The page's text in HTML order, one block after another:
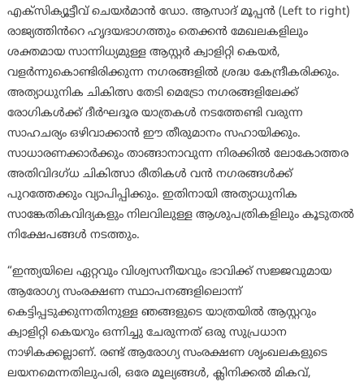
എക്സിക്യൂട്ടീവ് ചെയർമാൻ ഡോ. ആസാദ് മൂപ്പൻ (Left to right)
രാജ്യത്തിൻറെ ഹൃദയഭാഗത്തും തെക്കൻ മേഖലകളിലും
ശക്തമായ സാന്നിധ്യമുള്ള ആസ്റ്റർ ക്വാളിറ്റി കെയർ,
വളർന്നുകൊണ്ടിരിക്കുന്ന നഗരങ്ങളിൽ ശ്രദ്ധ കേന്ദ്രീകരിക്കും.
അത്യാധുനിക ചികിത്സ തേടി മെട്രോ നഗരങ്ങളിലേക്ക്
രോഗികൾക്ക് ദീർഘദൂര യാത്രകൾ നടത്തേണ്ടി വരുന്ന
സാഹചര്യം ഒഴിവാക്കാൻ ഈ തീരുമാനം സഹായിക്കും.
സാധാരണക്കാർക്കും താങ്ങാനാവുന്ന നിരക്കിൽ ലോകോത്തര
അതിവിദഗ്ധ ചികിത്സാ രീതികൾ വൻ നഗരങ്ങൾക്ക്
പുറത്തേക്കും വ്യാപിപ്പിക്കും. ഇതിനായി അത്യാധുനിക
സാങ്കേതികവിദ്യകളും നിലവിലുള്ള ആശുപത്രികളിലും കൂടുതൽ
നിക്ഷേപങ്ങൾ നടത്തും.
“ഇന്ത്യയിലെ ഏറ്റവും വിശ്വസനീയവും ഭാവിക്ക് സജ്ജവുമായ
ആരോഗ്യ സംരക്ഷണ സ്ഥാപനങ്ങളിലൊന്ന്
കെട്ടിപ്പടുക്കുന്നതിനുള്ള ഞങ്ങളുടെ യാത്രയിൽ ആസ്റ്ററും
ക്വാളിറ്റി കെയറും ഒന്നിച്ചു ചേരുന്നത് ഒരു സുപ്രധാന
നാഴികക്കല്ലാണ്. രണ്ട് ആരോഗ്യ സംരക്ഷണ ശൃംഖലകളുടെ
ലയനമെന്നതിലുപരി, ഒരേ മൂല്യങ്ങൾ, ക്ലിനിക്കൽ മികവ്,